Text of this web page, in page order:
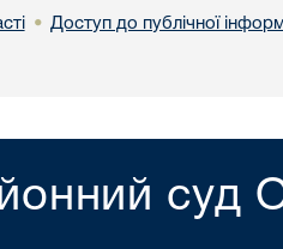
• Доступ до публічної
суд